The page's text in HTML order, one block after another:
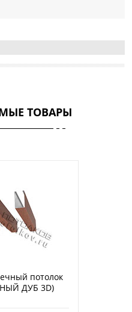
ТОВАРЫ
потолок
ДУБ 3D)